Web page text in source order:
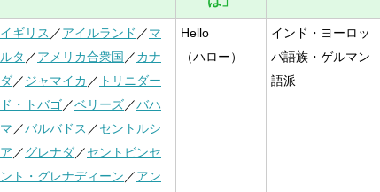
イギリス ／アイルランド ／マ
ルタ ／アメリカ合衆国 ／カナ
ダ／ジャマイカ ／ トリニダー
ド・トバゴ／ベリーズ／バハ
マ ／バルバドス ／セントルシ
ア ／グレナダ／セントビンセ
ント・グレナディーン ／アン
Hello
（ハロー）
インド・ヨーロッ
パ語族・ゲルマン
語派